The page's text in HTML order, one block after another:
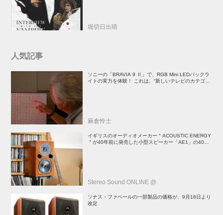
堀切日出晴
人気記事
ソニーの「BRAVIA 9 Ⅱ」で、RGB Mini LEDバックラ
イトの実力を体験！ これは、“新しいテレビのカテゴリ
麻倉怜士
イギリスのオーディオメーカー＂ACOUSTIC ENERGY
＂が40年前に発売した小型スピーカー「AE1」の40周
Stereo Sound ONLINE @
ソナス・ファベールの一部製品の価格が、9月18日より
改定